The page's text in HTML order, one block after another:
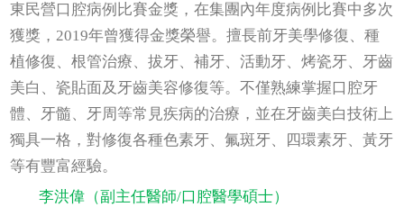
東民營口腔病例比賽金獎，在集團內年度病例比賽中多次
獲獎，2019年曾獲得金獎榮譽。擅長前牙美學修復、種
植修復、根管治療、拔牙、補牙、活動牙、烤瓷牙、牙齒
美白、瓷貼面及牙齒美容修復等。不僅熟練掌握口腔牙
體、牙髓、牙周等常見疾病的治療，並在牙齒美白技術上
獨具一格，對修復各種色素牙、氟斑牙、四環素牙、黃牙
等有豐富經驗。
李洪偉（副主任醫師/口腔醫學碩士）